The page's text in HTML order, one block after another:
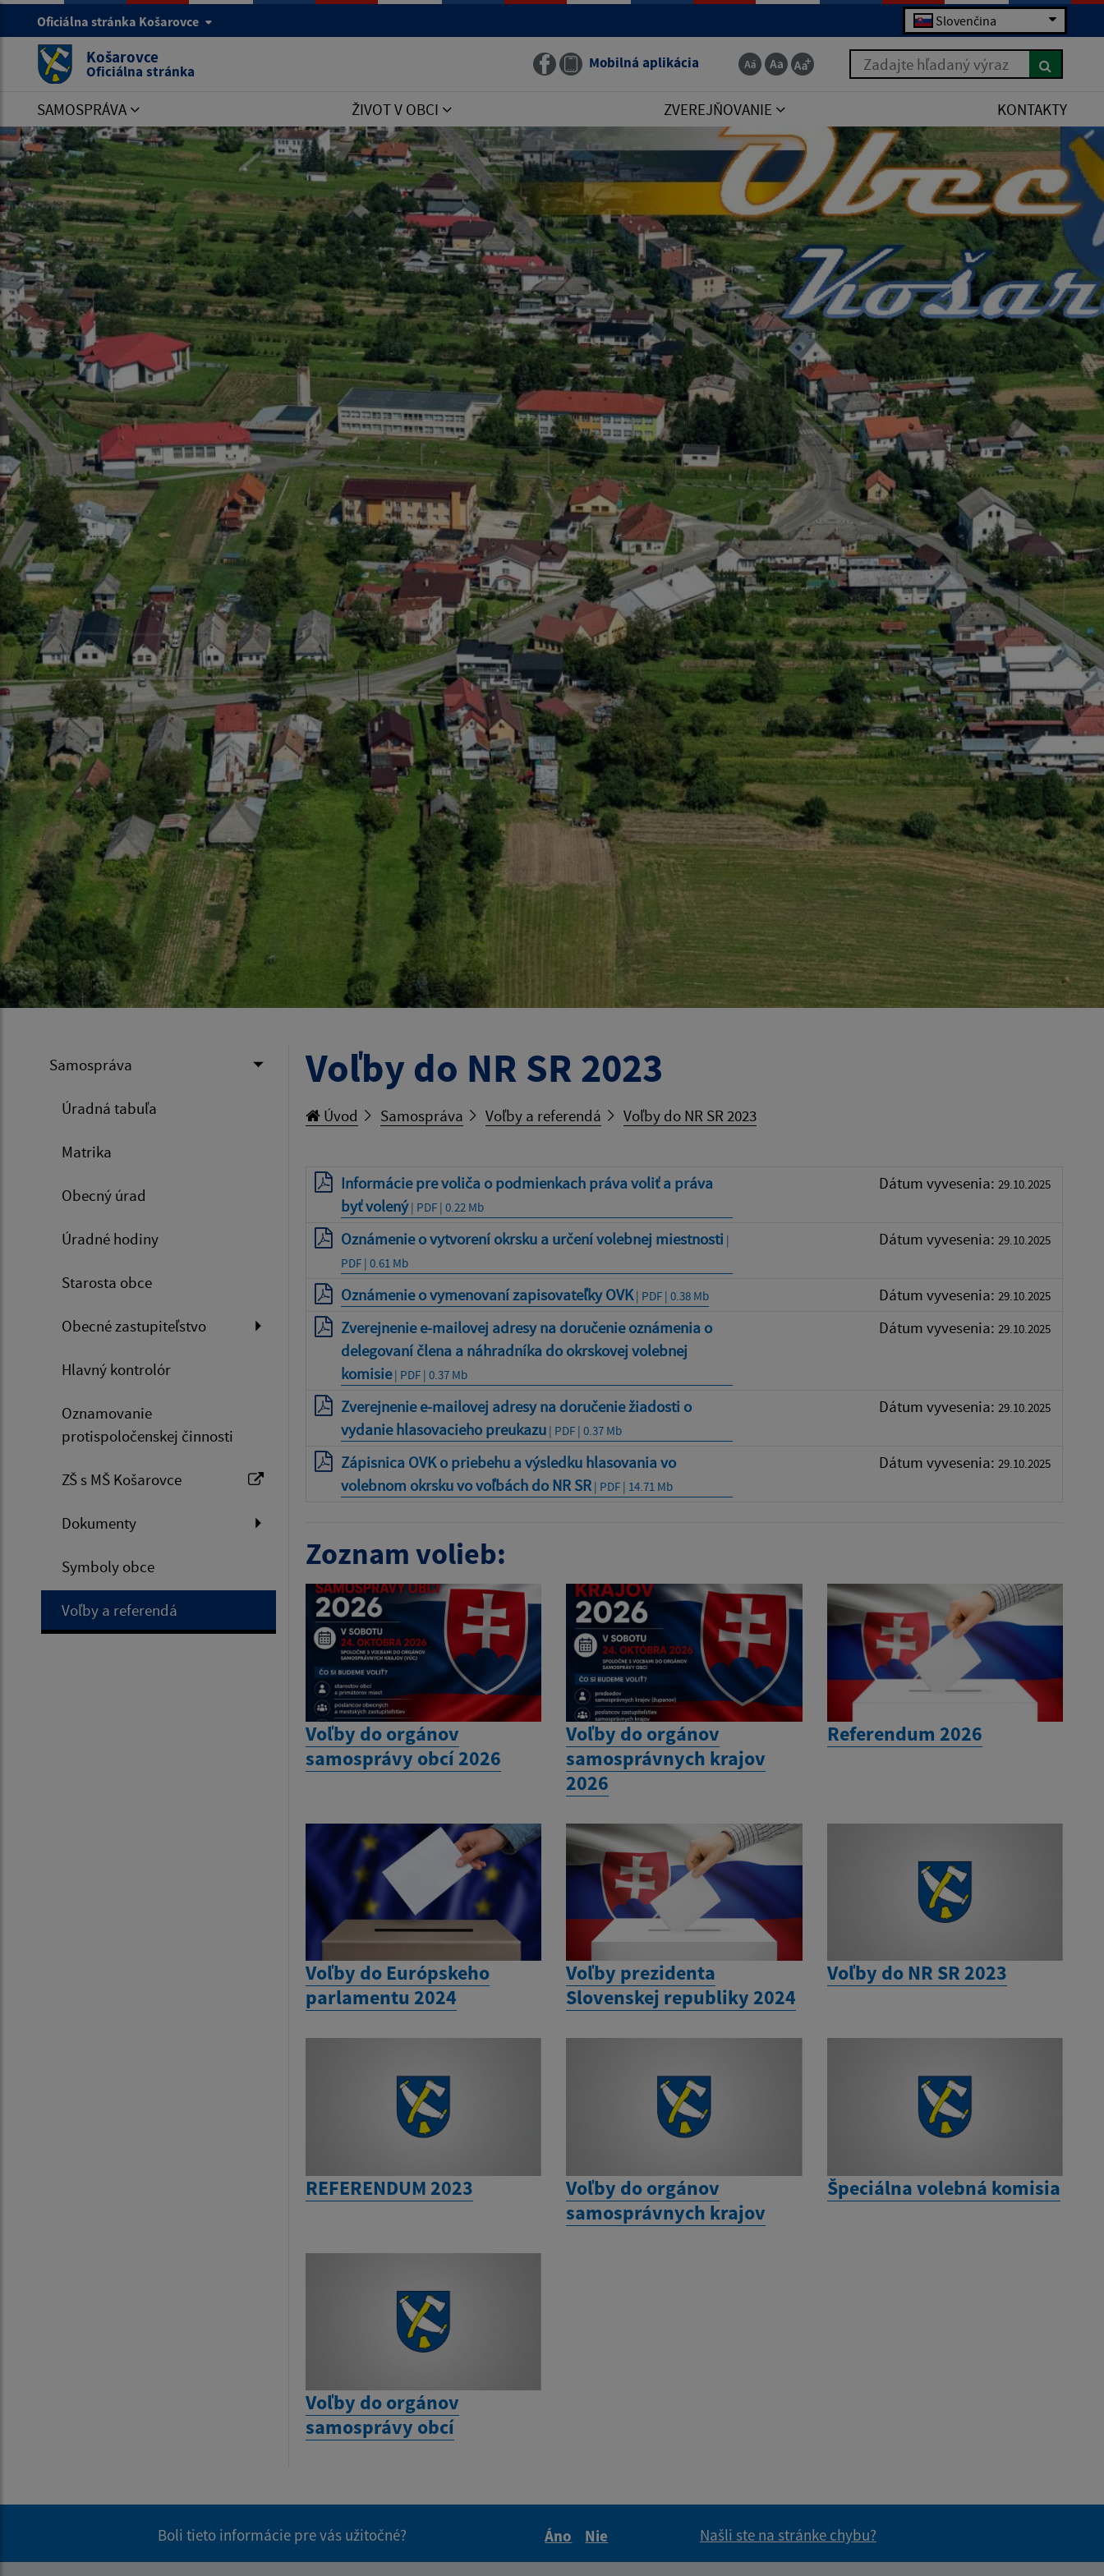
Oficiálna stránka Košarovce Slovenčina
Košarovce
Oficiálna stránka Mobilná aplikácia Zadajte hľadaný výraz
SAMOSPRÁVA ŽIVOT V OBCI ZVEREJŇOVANIE KONTAKTY
Samospráva
Úradná tabuľa
Matrika
Obecný úrad
Úradné hodiny
Starosta obce
Obecné zastupiteľstvo
Hlavný kontrolór
Oznamovanie
protispoločenskej činnosti
ZŠ s MŠ Košarovce
Dokumenty
Symboly obce
Voľby a referendá
Voľby do NR SR 2023
Úvod Samospráva Voľby a referendá Voľby do NR SR 2023
Informácie pre voliča o podmienkach práva voliť a práva
byť volený| PDF | 0.22 Mb
Dátum vyvesenia: 29.10.2025
Oznámenie o vytvorení okrsku a určení volebnej miestnosti |
PDF | 0.61 Mb
Dátum vyvesenia: 29.10.2025
Oznámenie o vymenovaní zapisovateľky OVK| PDF | 0.38 Mb Dátum vyvesenia: 29.10.2025
Zverejnenie e-mailovej adresy na doručenie oznámenia o
delegovaní člena a náhradníka do okrskovej volebnej
komisie| PDF | 0.37 Mb
Dátum vyvesenia: 29.10.2025
Zverejnenie e-mailovej adresy na doručenie žiadosti o
vydanie hlasovacieho preukazu| PDF | 0.37 Mb
Dátum vyvesenia: 29.10.2025
Zápisnica OVK o priebehu a výsledku hlasovania vo
volebnom okrsku vo voľbách do NR SR| PDF | 14.71 Mb
Dátum vyvesenia: 29.10.2025
Zoznam volieb:
Voľby do orgánov
samosprávy obcí 2026
Voľby do orgánov
samosprávnych krajov
2026
Referendum 2026
Voľby do Európskeho
parlamentu 2024
Voľby prezidenta
Slovenskej republiky 2024
Voľby do NR SR 2023
REFERENDUM 2023
Voľby do orgánov
samosprávnych krajov
Špeciálna volebná komisia
Voľby do orgánov
samosprávy obcí
Boli tieto informácie pre vás užitočné?
Áno
Nie
Našli ste na stránke chybu?